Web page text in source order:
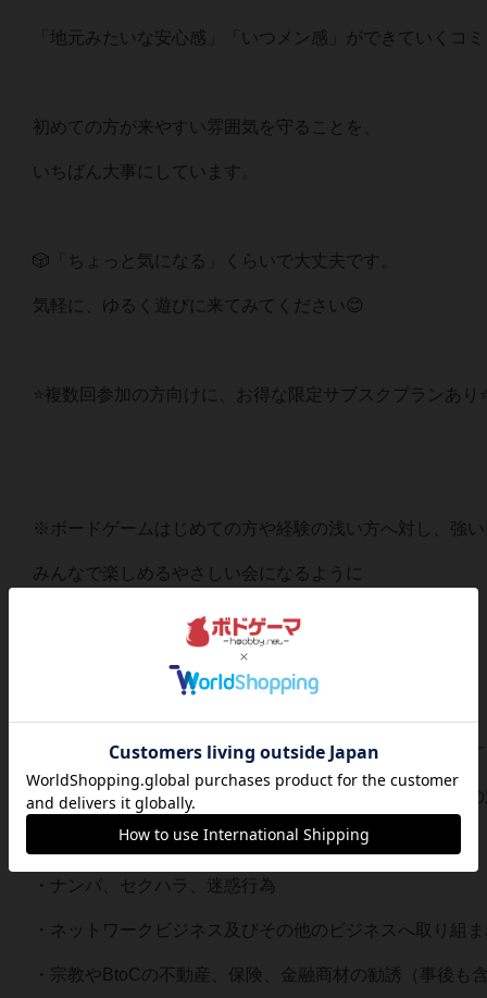
「地元みたいな安心感」「いつメン感」ができていくコ
初めての方が来やすい雰囲気を守ることを、
いちばん大事にしています。
🎲「ちょっと気になる」くらいで大丈夫です。
気軽に、ゆるく遊びに来てみてください😊
⭐️複数回参加の方向けに、お得な限定サブスクプランあり
※ボードゲームはじめての方や経験の浅い方へ対し、強
みんなで楽しめるやさしい会になるように
ご協力をお願い致します。
※下記内容を発見、発覚した際は、途中退出いただきま
（開催日以降も、参加者より申し出ありましたら、同様
・ナンパ、セクハラ、迷惑行為
・ネットワークビジネス及びその他のビジネスへ取り組
・宗教やBtoCの不動産、保険、金融商材の勧誘（事後も